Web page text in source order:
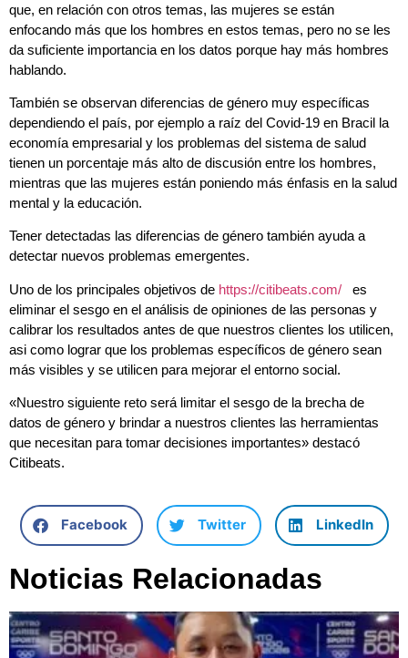
que, en relación con otros temas, las mujeres se están
enfocando más que los hombres en estos temas, pero no se les
da suficiente importancia en los datos porque hay más hombres
hablando.
También se observan diferencias de género muy específicas
dependiendo el país, por ejemplo a raíz del Covid-19 en Bracil la
economía empresarial y los problemas del sistema de salud
tienen un porcentaje más alto de discusión entre los hombres,
mientras que las mujeres están poniendo más énfasis en la salud
mental y la educación.
Tener detectadas las diferencias de género también ayuda a
detectar nuevos problemas emergentes.
Uno de los principales objetivos de https://citibeats.com/
es
eliminar el sesgo en el análisis de opiniones de las personas y
calibrar los resultados antes de que nuestros clientes los utilicen,
asi como lograr que los problemas específicos de género sean
más visibles y se utilicen para mejorar el entorno social.
«Nuestro siguiente reto será limitar el sesgo de la brecha de
datos de género y brindar a nuestros clientes las herramientas
que necesitan para tomar decisiones importantes» destacó
Citibeats.
Facebook Twitter LinkedIn
Noticias Relacionadas